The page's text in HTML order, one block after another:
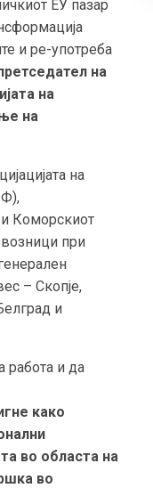
ЕУ пазар
и ре-употреба
на
на
на
на
и Коморскиот
при
– Скопје,
и
работа и да
како
во областа на
во